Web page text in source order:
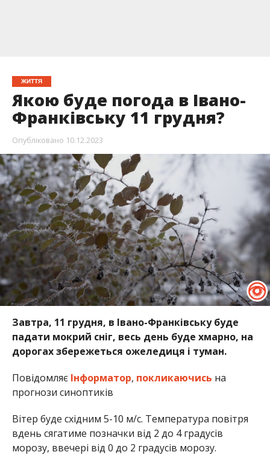
ЖИТТЯ
Якою буде погода в Івано-
Франківську 11 грудня?
Опубліковано 10.12.2023
Завтра, 11 грудня, в Івано-Франківську буде
падати мокрий сніг, весь день буде хмарно, на
дорогах збережеться ожеледиця і туман.
Повідомляє Інформатор, покликаючись на
прогнози синоптиків
Вітер буде східним 5-10 м/с. Температура повітря
вдень сягатиме позначки від 2 до 4 градусів
морозу, ввечері від 0 до 2 градусів морозу.